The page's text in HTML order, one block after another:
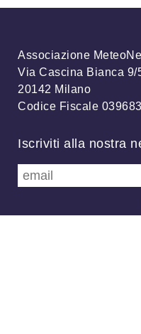
Associazione
Via Cascina Bianca 9/
20142 Milano
Codice Fiscale
Iscriviti alla nostra